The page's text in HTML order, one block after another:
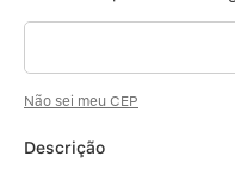
Não sei meu CEP
Descrição